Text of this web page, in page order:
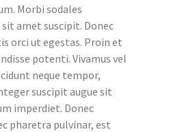
Morbi sodales
amet suscipit. Donec
orci ut egestas. Proin et
potenti. Vivamus vel
neque tempor,
suscipit augue sit
imperdiet. Donec
pharetra pulvinar, est